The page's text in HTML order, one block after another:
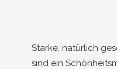
Starke, natürlich
sind ein